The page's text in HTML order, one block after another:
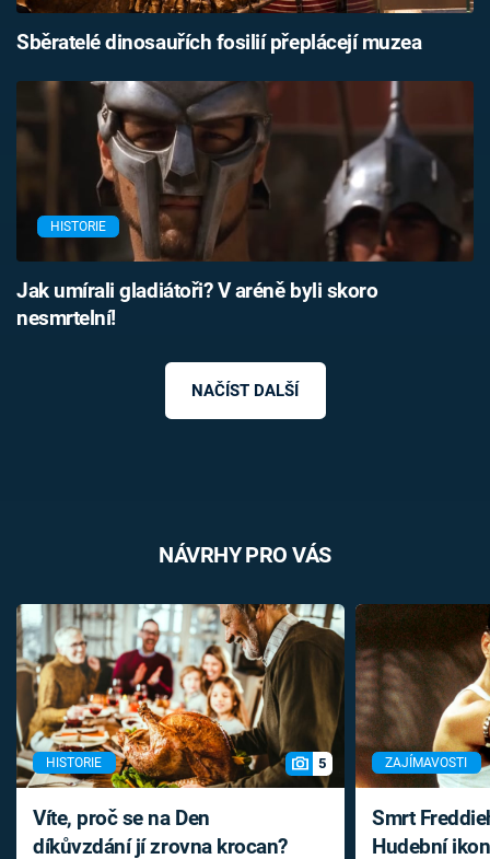
Sběratelé dinosauřích fosilií přeplácejí muzea
HISTORIE
Jak umírali gladiátoři? V aréně byli skoro
nesmrtelní!
NAČÍST DALŠÍ
NÁVRHY PRO VÁS
HISTORIE 5
Víte, proč se na Den
díkůvzdání jí zrovna krocan?
ZAJÍMAVOSTI
Smrt
Hudební